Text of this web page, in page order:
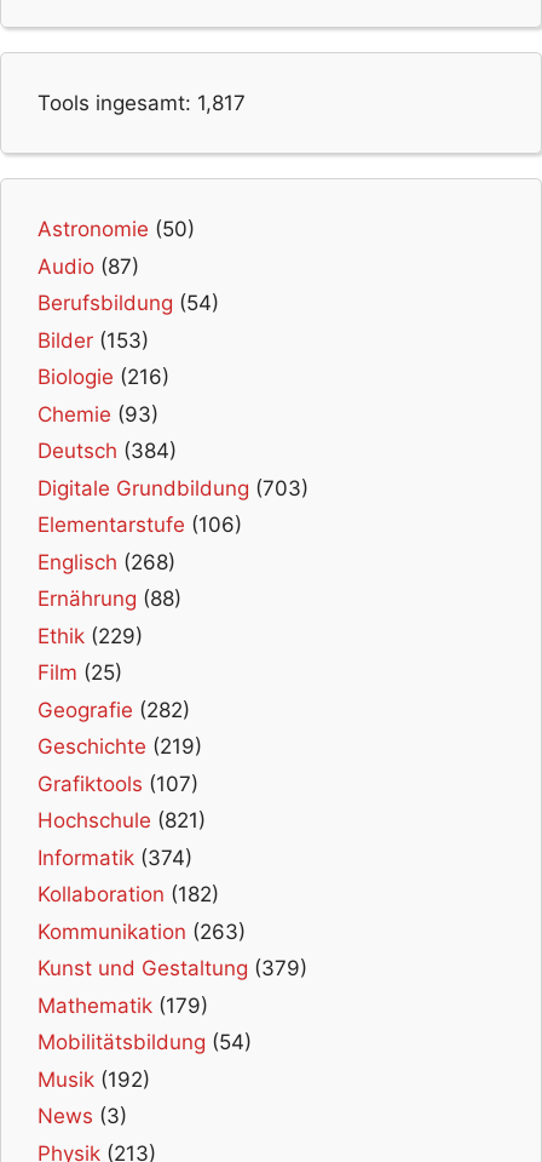
Tools ingesamt: 1,817
Astronomie (50)
Audio (87)
Berufsbildung (54)
Bilder (153)
Biologie (216)
Chemie (93)
Deutsch (384)
Digitale Grundbildung (703)
Elementarstufe (106)
Englisch (268)
Ernährung (88)
Ethik (229)
Film (25)
Geografie (282)
Geschichte (219)
Grafiktools (107)
Hochschule (821)
Informatik (374)
Kollaboration (182)
Kommunikation (263)
Kunst und Gestaltung (379)
Mathematik (179)
Mobilitätsbildung (54)
Musik (192)
News (3)
Physik (213)